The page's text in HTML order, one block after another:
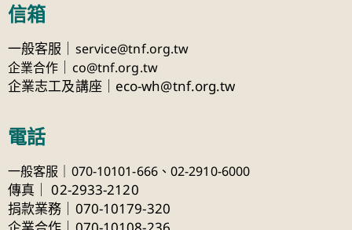
信箱
一般客服｜ service@tnf.org.tw
企業合作
co@tnf.org.tw
企業志工及講座｜eco-wh@tnf.org.tw
電話
一般客服｜070-10101-666、 02-2910-6000
傳真
02-2933-2120
捐款業務｜070-10179-320